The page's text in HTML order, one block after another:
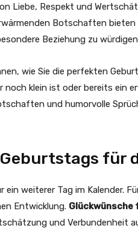
Liebe, Respekt und
Botschaften bieten
Beziehung zu
wie Sie die perfekten
klein ist oder bereits ein
und humorvolle
für
ein weiterer Tag im Kalender.
Entwicklung. Glückwünsche
und Verbundenheit